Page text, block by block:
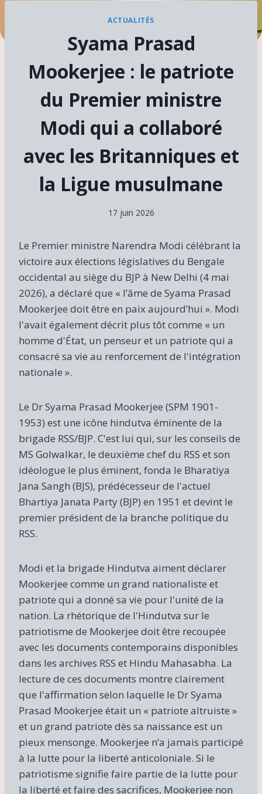
ACTUALITÉS
Syama Prasad
Mookerjee : le patriote
du Premier ministre
Modi qui a collaboré
avec les Britanniques et
la Ligue musulmane
17 juin 2026
Le Premier ministre Narendra Modi célébrant la
victoire aux élections législatives du Bengale
occidental au siège du BJP à New Delhi (4 mai
2026), a déclaré que « l’âme de Syama Prasad
Mookerjee doit être en paix aujourd’hui ». Modi
l'avait également décrit plus tôt comme « un
homme d'État, un penseur et un patriote qui a
consacré sa vie au renforcement de l'intégration
nationale ».
Le Dr Syama Prasad Mookerjee (SPM 1901-
1953) est une icône hindutva éminente de la
brigade RSS/BJP. C'est lui qui, sur les conseils de
MS Golwalkar, le deuxième chef du RSS et son
idéologue le plus éminent, fonda le Bharatiya
Jana Sangh (BJS), prédécesseur de l'actuel
Bhartiya Janata Party (BJP) en 1951 et devint le
premier président de la branche politique du
RSS.
Modi et la brigade Hindutva aiment déclarer
Mookerjee comme un grand nationaliste et
patriote qui a donné sa vie pour l'unité de la
nation. La rhétorique de l'Hindutva sur le
patriotisme de Mookerjee doit être recoupée
avec les documents contemporains disponibles
dans les archives RSS et Hindu Mahasabha. La
lecture de ces documents montre clairement
que l'affirmation selon laquelle le Dr Syama
Prasad Mookerjee était un « patriote altruiste »
et un grand patriote dès sa naissance est un
pieux mensonge. Mookerjee n’a jamais participé
à la lutte pour la liberté anticoloniale. Si le
patriotisme signifie faire partie de la lutte pour
la liberté et faire des sacrifices, Mookerjee non